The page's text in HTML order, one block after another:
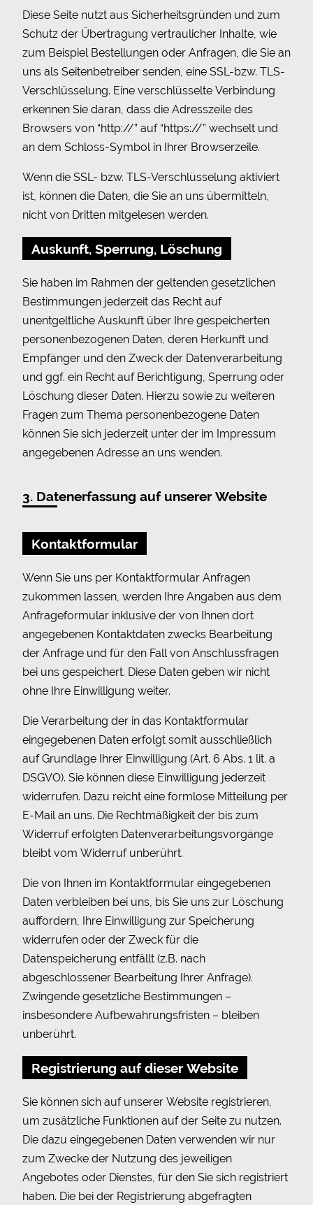
Diese Seite nutzt aus Sicherheitsgründen und zum
Schutz der Übertragung vertraulicher Inhalte, wie
zum Beispiel Bestellungen oder Anfragen, die Sie an
uns als Seitenbetreiber senden, eine SSL-bzw. TLS-
Verschlüsselung. Eine verschlüsselte Verbindung
erkennen Sie daran, dass die Adresszeile des
Browsers von “http://” auf “https://” wechselt und
an dem Schloss-Symbol in Ihrer Browserzeile.
Wenn die SSL- bzw. TLS-Verschlüsselung aktiviert
ist, können die Daten, die Sie an uns übermitteln,
nicht von Dritten mitgelesen werden.
Auskunft, Sperrung, Löschung
Sie haben im Rahmen der geltenden gesetzlichen
Bestimmungen jederzeit das Recht auf
unentgeltliche Auskunft über Ihre gespeicherten
personenbezogenen Daten, deren Herkunft und
Empfänger und den Zweck der Datenverarbeitung
und ggf. ein Recht auf Berichtigung, Sperrung oder
Löschung dieser Daten. Hierzu sowie zu weiteren
Fragen zum Thema personenbezogene Daten
können Sie sich jederzeit unter der im Impressum
angegebenen Adresse an uns wenden.
3. Datenerfassung auf unserer Website
Kontaktformular
Wenn Sie uns per Kontaktformular Anfragen
zukommen lassen, werden Ihre Angaben aus dem
Anfrageformular inklusive der von Ihnen dort
angegebenen Kontaktdaten zwecks Bearbeitung
der Anfrage und für den Fall von Anschlussfragen
bei uns gespeichert. Diese Daten geben wir nicht
ohne Ihre Einwilligung weiter.
Die Verarbeitung der in das Kontaktformular
eingegebenen Daten erfolgt somit ausschließlich
auf Grundlage Ihrer Einwilligung (Art. 6 Abs. 1 lit. a
DSGVO). Sie können diese Einwilligung jederzeit
widerrufen. Dazu reicht eine formlose Mitteilung per
E-Mail an uns. Die Rechtmäßigkeit der bis zum
Widerruf erfolgten Datenverarbeitungsvorgänge
bleibt vom Widerruf unberührt.
Die von Ihnen im Kontaktformular eingegebenen
Daten verbleiben bei uns, bis Sie uns zur Löschung
auffordern, Ihre Einwilligung zur Speicherung
widerrufen oder der Zweck für die
Datenspeicherung entfällt (z.B. nach
abgeschlossener Bearbeitung Ihrer Anfrage).
Zwingende gesetzliche Bestimmungen –
insbesondere Aufbewahrungsfristen – bleiben
unberührt.
Registrierung auf dieser Website
Sie können sich auf unserer Website registrieren,
um zusätzliche Funktionen auf der Seite zu nutzen.
Die dazu eingegebenen Daten verwenden wir nur
zum Zwecke der Nutzung des jeweiligen
Angebotes oder Dienstes, für den Sie sich registriert
haben. Die bei der Registrierung abgefragten